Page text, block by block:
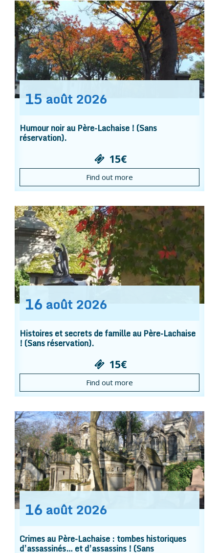
15 août 2026
Humour noir au Père-Lachaise ! (Sans
réservation).
15€
Find out more
16 août 2026
Histoires et secrets de famille au Père-Lachaise
! (Sans réservation).
15€
Find out more
16 août 2026
Crimes au Père-Lachaise : tombes historiques
d’assassinés… et d’assassins ! (Sans